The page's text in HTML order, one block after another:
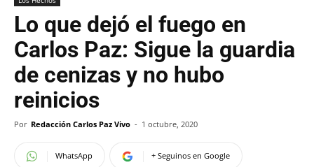
Lo que dejó el fuego en
Carlos Paz: Sigue la guardia
de cenizas y no hubo
reinicios
Por Redacción Carlos Paz Vivo - 1 octubre, 2020
WhatsApp + Seguinos en Google